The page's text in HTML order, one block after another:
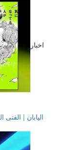
اخبار
اليابان |